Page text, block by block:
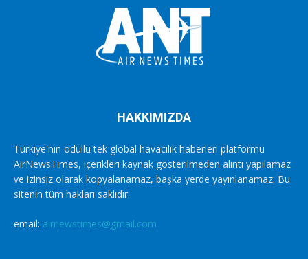
HAKKIMIZDA
Türkiye'nin ödüllü tek global havacılık haberleri platformu
AirNewsTimes, içerikleri kaynak gösterilmeden alıntı yapılamaz
ve izinsiz olarak kopyalanamaz, başka yerde yayınlanamaz. Bu
sitenin tüm hakları saklıdır.
email: airnewstimes@gmail.com